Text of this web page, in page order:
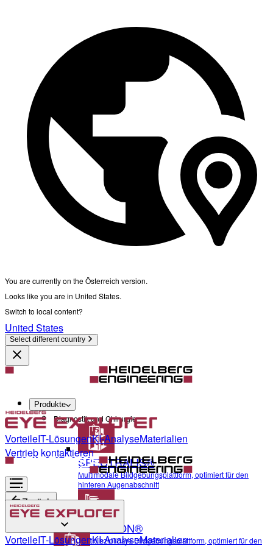
You are currently on the Österreich version.
Looks like you are in United States.
Switch to local content?
United States
Select different country
Produkte
Diagnostik und Chirurgie
SPECTRALIS®
Multimodale Bildgebungsplattform, optimiert für den
hinteren Augenabschnitt
ANTERION®
Multidisziplinäre Bildgebungsplattform, optimiert für den
VorteileIT-LösungenKI-AnalyseMaterialien
Vertrieb kontaktieren
Zurück
Diagnostik und Chirurgie
VorteileIT-LösungenKI-AnalyseMaterialien